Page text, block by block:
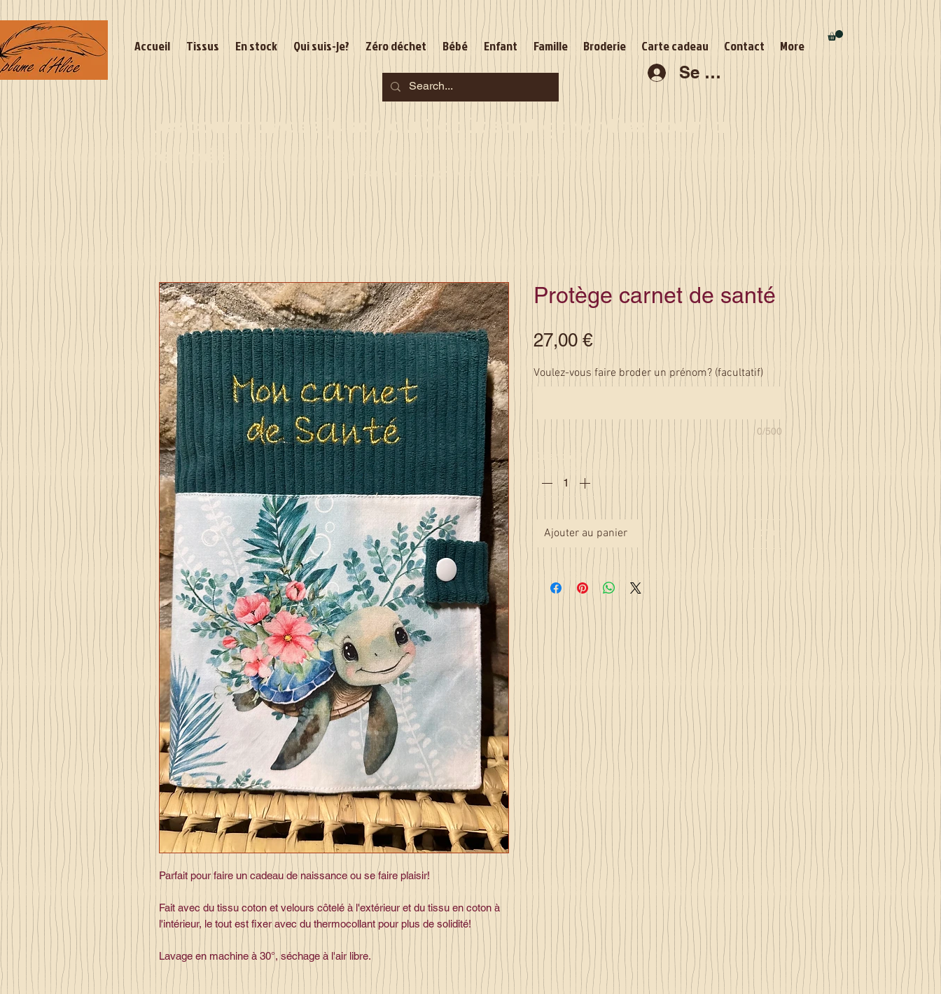
Accueil Tissus En stock Qui suis-je? Zéro déchet Bébé Enfant Famille Broderie Carte cadeau Contact More
Se connecter
Les commandes jusqu'au 2 août sont garanties pour la
rentrée
Je serai en congés du 10 au 23 août
Parfait pour faire un cadeau de naissance ou se faire plaisir!
Fait avec du tissu coton et velours côtelé à l'extérieur et du tissu en coton à
l'intérieur, le tout est fixer avec du thermocollant pour plus de solidité!
Lavage en machine à 30°, séchage à l'air libre.
Protège carnet de santé
27,00 €Prix
Voulez-vous faire broder un prénom? (facultatif)
0/500
Quantité *
Ajouter au panier